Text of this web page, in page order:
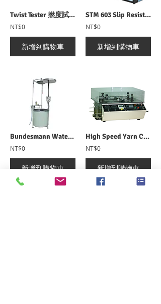
Twist Tester 撚度試驗機
NT$0
新增到購物車
STM 603 Slip Resistance Tester 鞋類動態止滑/防滑試驗機
NT$0
新增到購物車
Bundesmann Water Repellency Tester 邦迪斯門雨淋試驗機
NT$0
新增到購物車
High Speed Yarn Cohesion Tester 高速型紗線磨擦抱合力試驗機
NT$0
新增到購物車